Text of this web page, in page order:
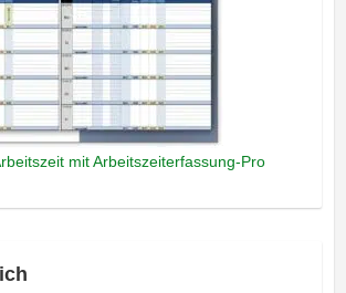
mit Arbeitszeiterfassung-Pro